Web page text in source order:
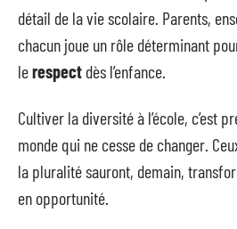
détail de la vie scolaire. Parents,
chacun joue un rôle déterminant
lerespect dès l’enfance.
Cultiver la diversité à l’école, c’est
monde qui ne cesse de changer.
la pluralité sauront, demain,
en opportunité.